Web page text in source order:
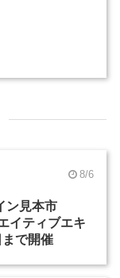
8/6
ン見本市
イティブエキ
で開催